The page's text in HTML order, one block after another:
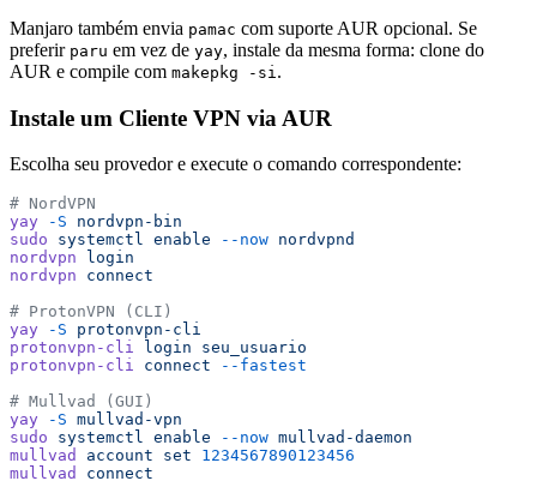
Manjaro também envia pamac com suporte AUR opcional. Se
preferir paru em vez de yay, instale da mesma forma: clone do
AUR e compile com makepkg -si .
Instale um Cliente VPN via AUR
Escolha seu provedor e execute o comando correspondente:
# NordVPN
yay -S nordvpn-bin
sudo systemctl enable --now nordvpnd
nordvpn login
nordvpn connect
# ProtonVPN (CLI)
yay -S protonvpn-cli
protonvpn-cli login seu_usuario
protonvpn-cli connect --fastest
# Mullvad (GUI)
yay -S mullvad-vpn
sudo systemctl enable --now mullvad-daemon
mullvad
account set 1234567890123456
mullvad
connect